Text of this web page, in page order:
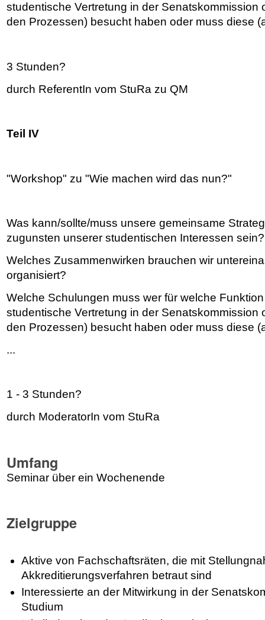
studentische Vertretung in der Senatskommission
den Prozessen) besucht haben oder muss diese
3 Stunden?
durch ReferentIn vom StuRa zu QM
Teil IV
"Workshop" zu "Wie machen wird das nun?"
Was kann/sollte/muss unsere gemeinsame
zugunsten unserer studentischen Interessen sein?
Welches Zusammenwirken brauchen wir
organisiert?
Welche Schulungen muss wer für welche
studentische Vertretung in der Senatskommission
den Prozessen) besucht haben oder muss diese
...
1 - 3 Stunden?
durch ModeratorIn vom StuRa
Umfang
Seminar über ein Wochenende
Zielgruppe
Aktive von Fachschaftsräten, die mit
Akkreditierungsverfahren betraut sind
Interessierte an der Mitwirkung in der
Studium